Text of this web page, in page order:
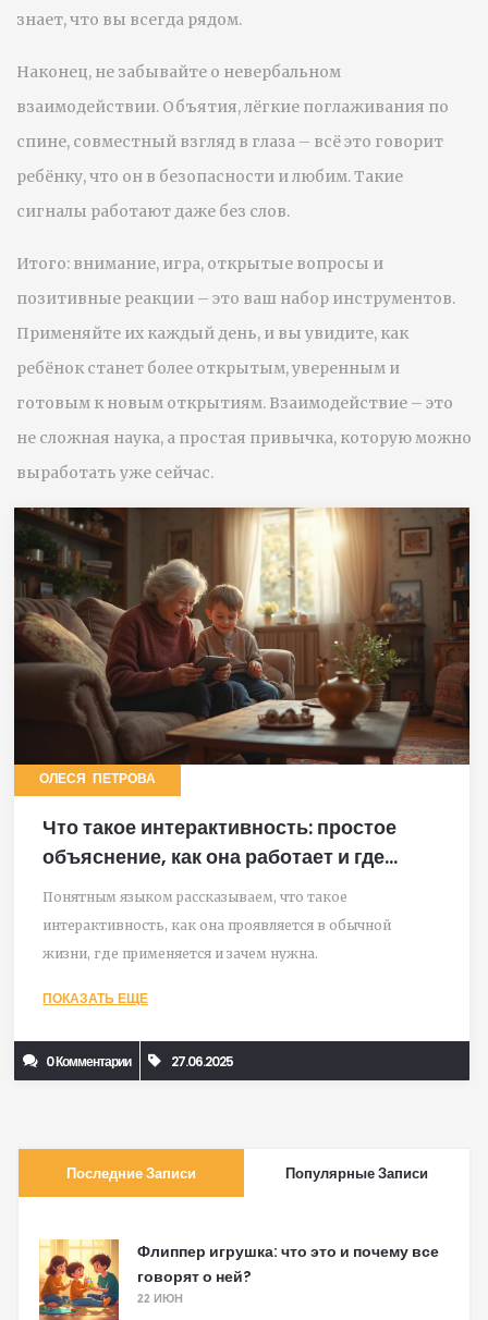
знает, что вы всегда рядом.
Наконец, не забывайте о невербальном
взаимодействии. Объятия, лёгкие поглаживания по
спине, совместный взгляд в глаза – всё это говорит
ребёнку, что он в безопасности и любим. Такие
сигналы работают даже без слов.
Итого: внимание, игра, открытые вопросы и
позитивные реакции – это ваш набор инструментов.
Применяйте их каждый день, и вы увидите, как
ребёнок станет более открытым, уверенным и
готовым к новым открытиям. Взаимодействие – это
не сложная наука, а простая привычка, которую можно
выработать уже сейчас.
ОЛЕСЯ ПЕТРОВА
Что такое интерактивность: простое
объяснение, как она работает и где
используется
Понятным языком рассказываем, что такое
интерактивность, как она проявляется в обычной
жизни, где применяется и зачем нужна.
ПОКАЗАТЬ ЕЩЕ
0 Комментарии 27.06.2025
Последние Записи Популярные Записи
Флиппер игрушка: что это и почему все
говорят о ней?
22 ИЮН